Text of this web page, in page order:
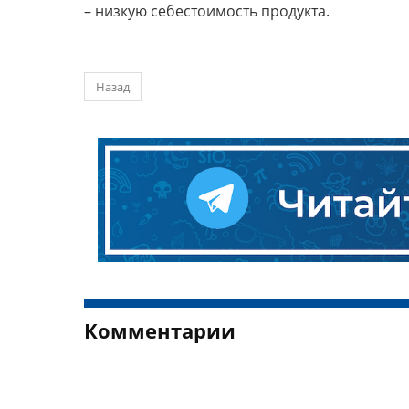
– низкую себестоимость продукта.
Назад
Комментарии